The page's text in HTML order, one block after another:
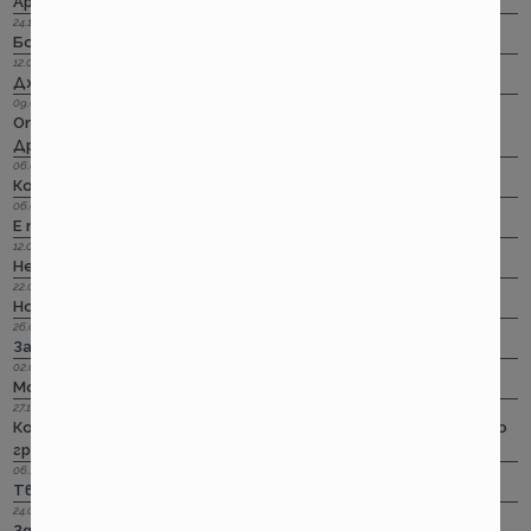
24.10.2023 г.
Бонус–малус : Прераждането!
12.09.2023 г.
Дженерали за пътуване в чужбина? Идеално!
09.09.2023 г.
Отпадали стикерите по гражданска отговорност?!
Дръндели! Само няма да ги лепим!
06.07.2023 г.
Корис за асистанс при пътуване в чужбина? Тц!
06.04.2023 г.
Е тъй кат стане…
12.03.2023 г.
Не си им важен!
22.02.2023 г.
Но пък лошото чувство остана... за едни 100 евро
26.01.2023 г.
За честта на една онлайн претенция
02.01.2023 г.
Може ли и без стикер за ГО на предното стъкло?
27.10.2022 г.
Колко съществени са съществените обстоятелства по
гражданска отговорност?!
06.10.2022 г.
Твърде меки са, Сър!
24.08.2022 г.